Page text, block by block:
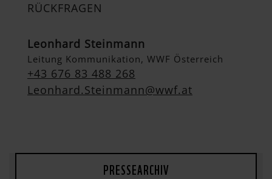
RÜCKFRAGEN
Leonhard Steinmann
Leitung Kommunikation, WWF Österreich
+43 676 83 488 268
Leonhard.Steinmann@wwf.at
PRESSEARCHIV